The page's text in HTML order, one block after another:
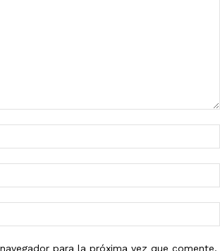
para la próxima vez que comente.